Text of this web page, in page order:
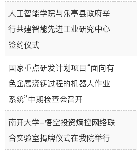
人工智能学院与乐亭县政府举
行共建智能先进工业研究中心
签约仪式
国家重点研发计划项目“面向有
色金属浇铸过程的机器人作业
系统”中期检查会召开
南开大学-悟空投资熵控网络联
合实验室揭牌仪式在我院举行